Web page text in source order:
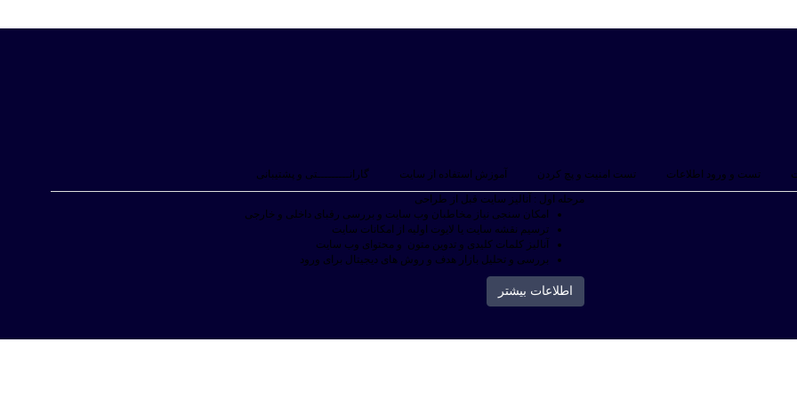
تست و ورود اطلاعات تست امنیت و پچ کردن آموزش استفاده از سایت
گارانـــــــــتی و پشتیبانی
مرحله اول : آنالیز سایت قبل از طراحی
امکان سنجی نیاز مخاطبان وب سایت و بررسی رقبای داخلی و خارجی
ترسیم نقشه سایت یا لایوت اولیه از امکانات سایت
آنالیز کلمات کلیدی و تدوین متون و محتوای وب سایت
بررسی و تحلیل بازار هدف و روش های دیجیتال برای ورود
اطلاعات بیشتر